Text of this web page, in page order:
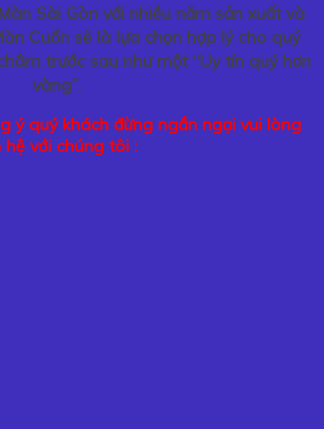
Sài Gòn với nhiều năm sản xuất và
Cuốn sẽ là lựa chọn hợp lý cho quý
trước sau như một “Uy tín quý hơn
vàng”.
ý quý khách đừng ngần ngại vui lòng
hệ với chúng tôi :